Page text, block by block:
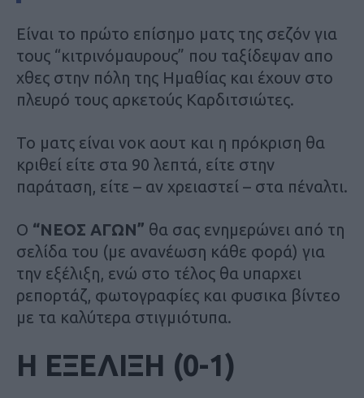
Είναι το πρώτο επίσημο ματς της σεζόν για
τους “κιτρινόμαυρους” που ταξίδεψαν απο
χθες στην πόλη της Ημαθίας και έχουν στο
πλευρό τους αρκετούς Καρδιτσιώτες.
Το ματς είναι νοκ αουτ και η πρόκριση θα
κριθεί είτε στα 90 λεπτά, είτε στην
παράταση, είτε – αν χρειαστεί – στα πέναλτι.
Ο “ΝΕΟΣ ΑΓΩΝ” θα σας ενημερώνει από τη
σελίδα του (με ανανέωση κάθε φορά) για
την εξέλιξη, ενώ στο τέλος θα υπαρχει
ρεπορτάζ, φωτογραφίες και φυσικα βίντεο
με τα καλύτερα στιγμιότυπα.
Η ΕΞΕΛΙΞΗ (0-1)